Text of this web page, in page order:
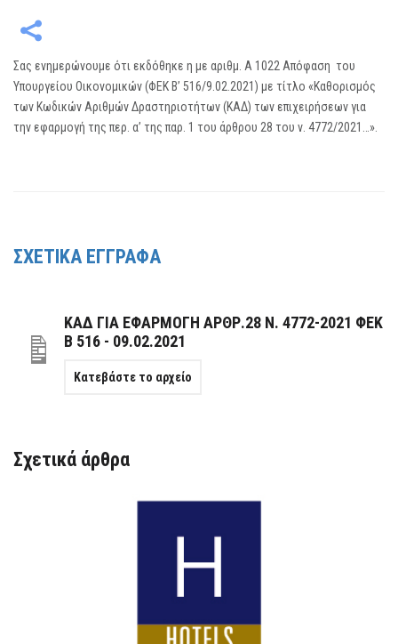
Σας ενημερώνουμε ότι εκδόθηκε η με αριθμ. Α 1022 Απόφαση του
Υπουργείου Οικονομικών (ΦΕΚ Β’ 516/9.02.2021) με τίτλο «Καθορισμός
των Κωδικών Αριθμών Δραστηριοτήτων (ΚΑΔ) των επιχειρήσεων για
την εφαρμογή της περ. α’ της παρ. 1 του άρθρου 28 του ν. 4772/2021…».
ΣΧΕΤΙΚΑ ΕΓΓΡΑΦΑ
ΚΑΔ ΓΙΑ ΕΦΑΡΜΟΓΗ ΑΡΘΡ.28 Ν. 4772-2021 ΦΕΚ
Β 516 - 09.02.2021
Κατεβάστε το αρχείο
Σχετικά άρθρα